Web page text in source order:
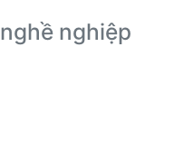
nghiệp